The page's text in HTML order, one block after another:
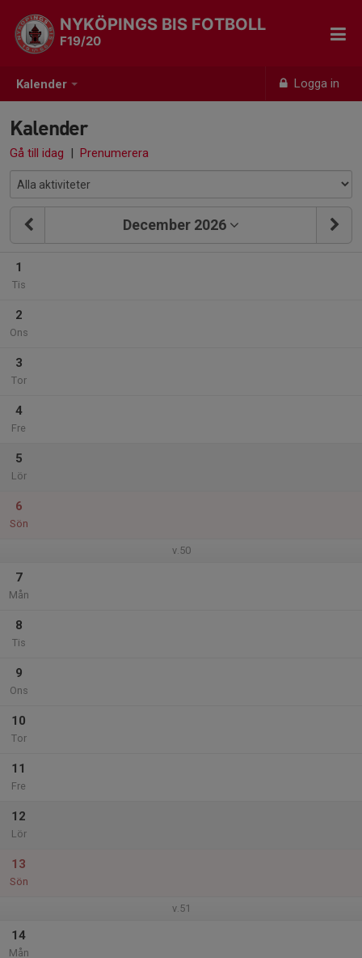
Kalender Logga in
NYKÖPINGS BIS FOTBOLL
F19/20
Kalender
Gå till idag | Prenumerera
December 2026
1
Tis
2
Ons
3
Tor
4
Fre
5
Lör
6
Sön
v.50
7
Mån
8
Tis
9
Ons
10
Tor
11
Fre
12
Lör
13
Sön
v.51
14
Mån